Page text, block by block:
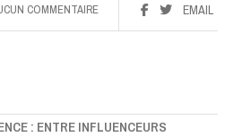
EMAIL
COMMENTAIRE
: ENTRE INFLUENCEURS